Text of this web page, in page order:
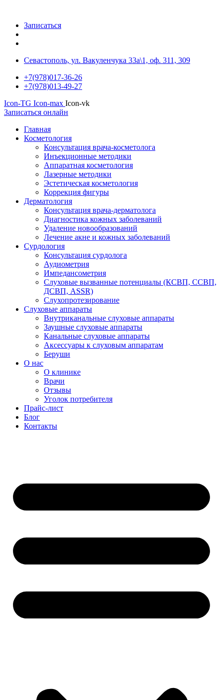
Записаться
Севастополь, ул. Вакуленчука 33а\1, оф. 311, 309
+7(978)017-36-26
+7(978)013-49-27
Icon-TG Icon-max Icon-vk
Записаться онлайн
Главная
Косметология
Консультация врача-косметолога
Инъекционные методики
Аппаратная косметология
Лазерные методики
Эстетическая косметология
Коррекция фигуры
Дерматология
Консультация врача-дерматолога
Диагностика кожных заболеваний
Удаление новообразований
Лечение акне и кожных заболеваний
Сурдология
Консультация сурдолога
Аудиометрия
Импедансометрия
Слуховые вызванные потенциалы (КСВП, ССВП,
ДСВП, ASSR)
Слухопротезирование
Слуховые аппараты
Внутриканальные слуховые аппараты
Заушные слуховые аппараты
Канальные слуховые аппараты
Аксессуары к слуховым аппаратам
Беруши
О нас
О клинике
Врачи
Отзывы
Уголок потребителя
Прайс-лист
Блог
Контакты